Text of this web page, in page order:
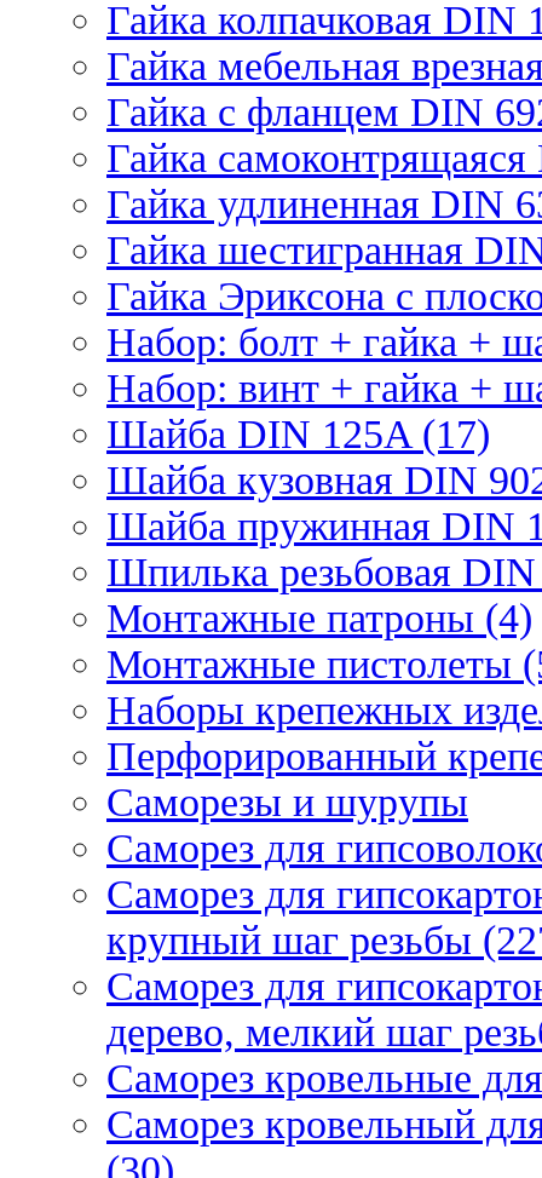
Гайка колпачковая DIN
Гайка мебельная
Гайка с фланцем DIN
Гайка
Гайка удлиненная DIN
Гайка шестигранная
Гайка Эриксона с
Набор: болт + гайка +
Набор: винт + гайка +
Шайба DIN 125A (17)
Шайба кузовная DIN
Шайба пружинная DIN
Шпилька резьбовая
Монтажные патроны (4)
Монтажные пистолеты
Наборы крепежных
Перфорированный
Саморезы и шурупы
Саморез для
Саморез для
крупный шаг резьбы
Саморез для
дерево, мелкий шаг
Саморез кровельные
Саморез кровельный